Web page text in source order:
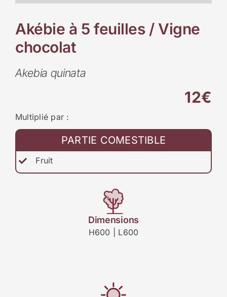
Akébie à 5 feuilles / Vigne
chocolat
Akebia quinata
12€
Multiplié par :
PARTIE COMESTIBLE
Fruit
Dimensions
H600 | L600